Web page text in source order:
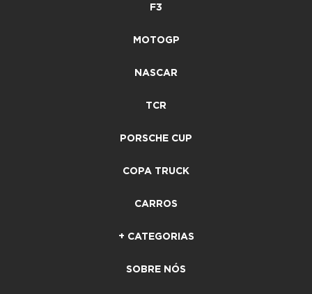
F3
MOTOGP
NASCAR
TCR
PORSCHE CUP
COPA TRUCK
CARROS
+ CATEGORIAS
SOBRE NÓS